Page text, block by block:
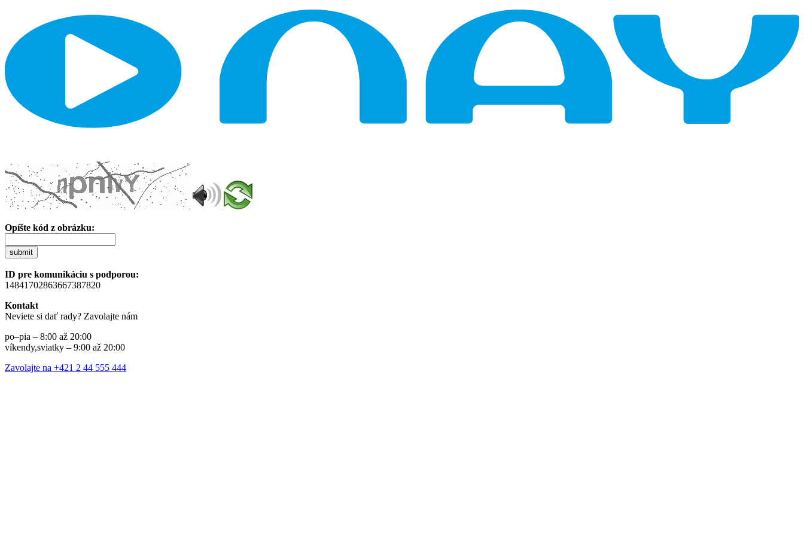
Opíšte kód z obrázku:
submit
ID pre komunikáciu s podporou:
14841702863667387820
Kontakt
Neviete si dať rady? Zavolajte nám
po–pia – 8:00 až 20:00
víkendy,sviatky – 9:00 až 20:00
Zavolajte na +421 2 44 555 444